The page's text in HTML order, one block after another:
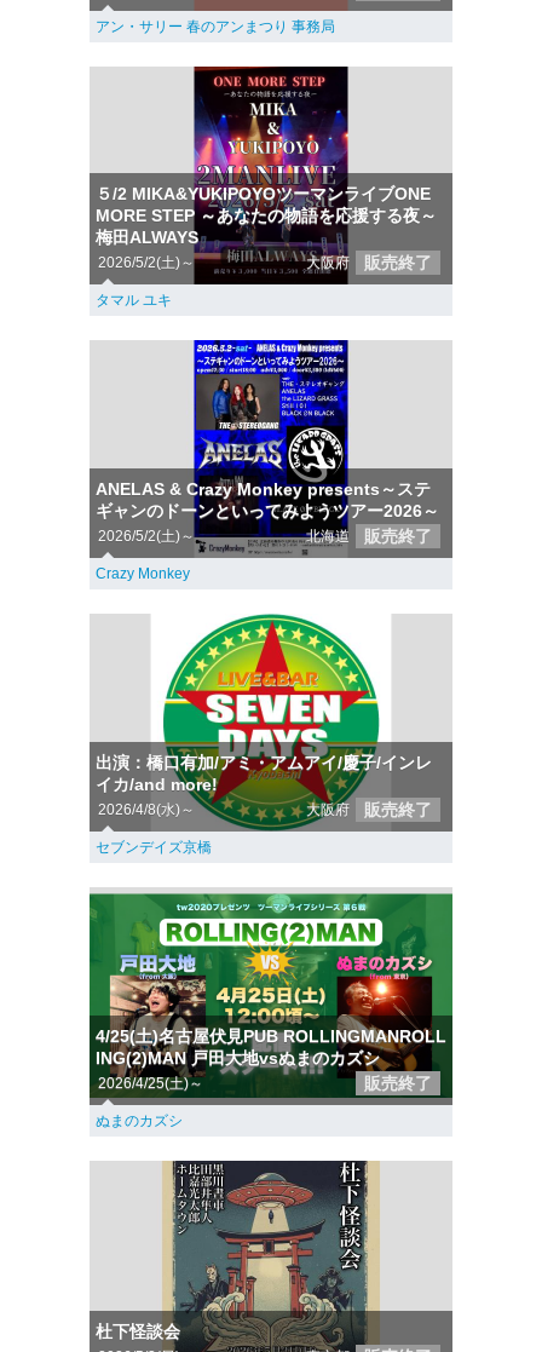
アン・サリー 春のアンまつり 事務局
５/2 MIKA&YUKIPOYOツーマンライブONE
MORE STEP ～あなたの物語を応援する夜～
梅田ALWAYS
2026/5/2(土)～ 大阪府 販売終了
タマル ユキ
ANELAS & Crazy Monkey presents～ステ
ギャンのドーンといってみようツアー2026～
2026/5/2(土)～ 北海道 販売終了
Crazy Monkey
出演：橋口有加/アミ・アムアイ/慶子/インレ
イカ/and more!
2026/4/8(水)～ 大阪府 販売終了
セブンデイズ京橋
4/25(土)名古屋伏見PUB ROLLINGMANROLL
ING(2)MAN 戸田大地vsぬまのカズシ
2026/4/25(土)～ 販売終了
ぬまのカズシ
杜下怪談会